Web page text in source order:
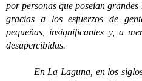
por personas que poseían
gracias a los esfuerzos de
pequeñas, insignificantes y, a
desapercibidas.
En La Laguna, en los siglos